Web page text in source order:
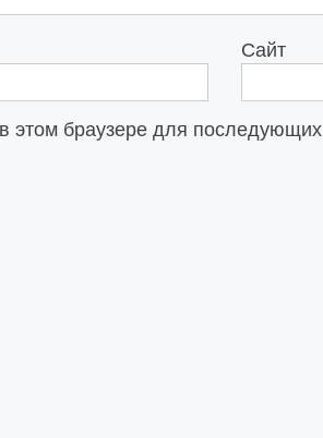
Сайт
этом браузере для